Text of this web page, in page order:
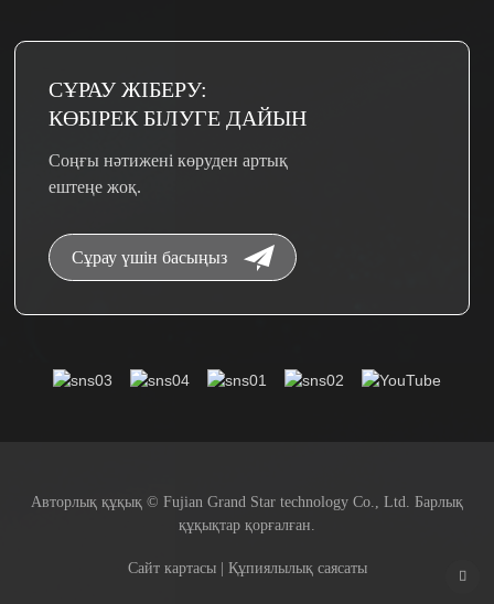
СҰРАУ ЖІБЕРУ:
КӨБІРЕК БІЛУГЕ ​​ДАЙЫН
Соңғы нәтижені көруден артық
ештеңе жоқ.
Сұрау үшін басыңыз
Авторлық құқық © Fujian Grand Star technology Co., Ltd. Барлық
құқықтар қорғалған.
Сайт картасы | Құпиялылық саясаты